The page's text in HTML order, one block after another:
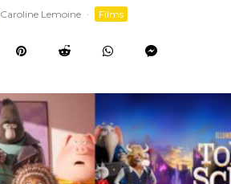
Caroline Lemoine · Films